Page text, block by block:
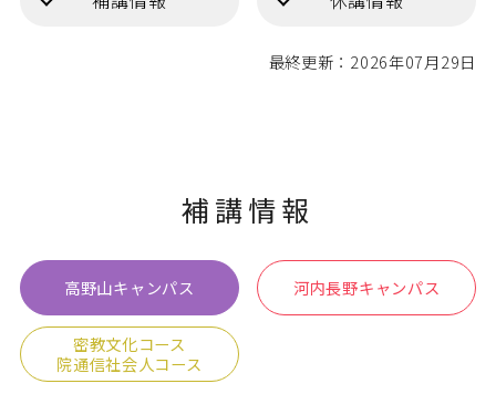
保護者の方
企業・一般の方 WebClass
最終更新：2026年07月29日
補講情報
高野山キャンパス 河内長野キャンパス
密教文化コース
院通信社会人コース